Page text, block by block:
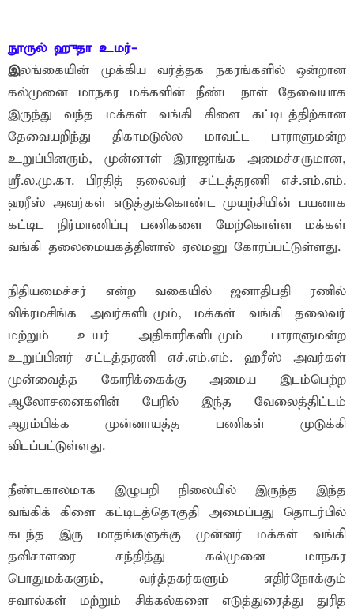
நூருல் ஹுதா உமர்-
இலங்கையின் முக்கிய வர்த்தக நகரங்களில் ஒன்றான
கல்முனை மாநகர மக்களின் நீண்ட நாள் தேவையாக
இருந்து வந்த மக்கள் வங்கி கிளை கட்டிடத்திற்கான
தேவையறிந்து திகாமடுல்ல மாவட்ட பாராளுமன்ற
உறுப்பினரும், முன்னாள் இராஜாங்க அமைச்சருமான,
ஸ்ரீ.ல.மு.கா. பிரதித் தலைவர் சட்டத்தரணி எச்.எம்.எம்.
ஹரீஸ் அவர்கள் எடுத்துக்கொண்ட முயற்சியின் பயனாக
கட்டிட நிர்மாணிப்பு பணிகளை மேற்கொள்ள மக்கள்
வங்கி தலைமையகத்தினால் ஏலமனு கோரப்பட்டுள்ளது.
நிதியமைச்சர் என்ற வகையில் ஜனாதிபதி ரணில்
விக்ரமசிங்க அவர்களிடமும், மக்கள் வங்கி தலைவர்
மற்றும் உயர் அதிகாரிகளிடமும் பாராளுமன்ற
உறுப்பினர் சட்டத்தரணி எச்.எம்.எம். ஹரீஸ் அவர்கள்
முன்வைத்த கோரிக்கைக்கு அமைய இடம்பெற்ற
ஆலோசனைகளின் பேரில் இந்த வேலைத்திட்டம்
ஆரம்பிக்க முன்னாயத்த பணிகள் முடுக்கி
விடப்பட்டுள்ளது.
நீண்டகாலமாக இழுபறி நிலையில் இருந்த இந்த
வங்கிக் கிளை கட்டிடத்தொகுதி அமைப்பது தொடர்பில்
கடந்த இரு மாதங்களுக்கு முன்னர் மக்கள் வங்கி
தவிசாளரை சந்தித்து கல்முனை மாநகர
பொதுமக்களும், வர்த்தகர்களும் எதிர்நோக்கும்
சவால்கள் மற்றும் சிக்கல்களை எடுத்துரைத்து துரித